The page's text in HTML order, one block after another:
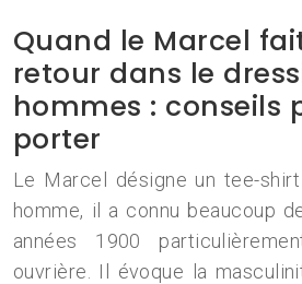
Quand le Marcel
retour dans le
hommes : conseils
porter
Le Marcel désigne un tee-
homme, il a connu beaucoup
années 1900
ouvrière. Il évoque la